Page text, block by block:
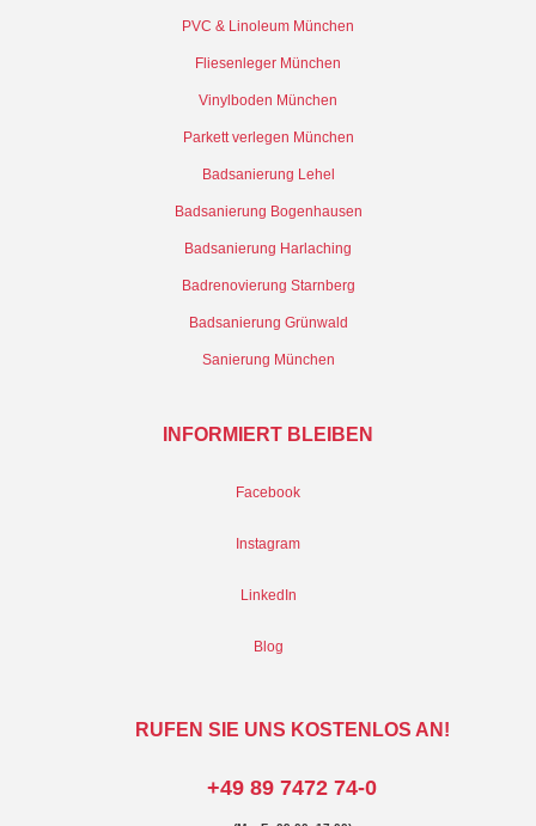
PVC & Linoleum München
Fliesenleger München
Vinylboden München
Parkett verlegen München
Badsanierung Lehel
Badsanierung Bogenhausen
Badsanierung Harlaching
Badrenovierung Starnberg
Badsanierung Grünwald
Sanierung München
INFORMIERT BLEIBEN
Facebook
Instagram
LinkedIn
Blog
RUFEN SIE UNS KOSTENLOS AN!
+49 89 7472 74-0